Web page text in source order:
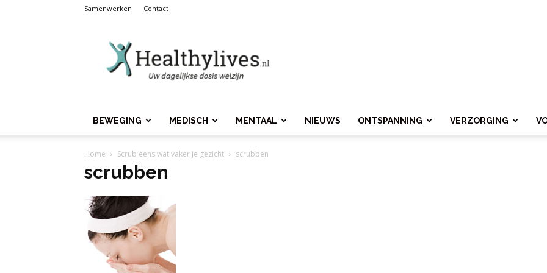
Samenwerken Contact
BEWEGING MEDISCH MENTAAL NIEUWS ONTSPANNING VERZORGING
Home Scrub eens wat vaker je gezicht scrubben
scrubben